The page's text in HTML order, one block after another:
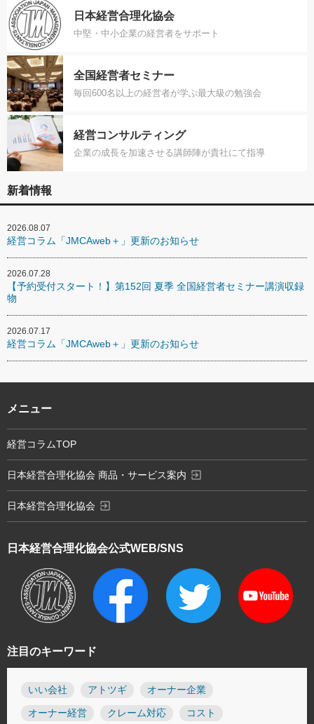
日本経営合理化協会
中堅・中小企業の経営者をサポート
全国経営者セミナー
毎回600名以上の経営者が学ぶ最大級の勉強会
経営コンサルティング
企業の成長を加速させる講師陣が貴社にて指導
新着情報
2026.08.07
経営コラム「JMCAweb＋」更新のお知らせ
2026.07.28
【予約受付スタート！】第152回 夏季 全国経営者セミナー講演収録
物
2026.07.17
経営コラム「JMCAweb＋」更新のお知らせ
注目のキーワード
いい会社 アトツギ オーナー企業
オーナー経営 クレーム対応 コスト
日本経営合理化協会公式WEB/SNS
メニュー
経営コラムTOP
日本経営合理化協会 商品・サービス案内 exit_to_app
日本経営合理化協会 exit_to_app